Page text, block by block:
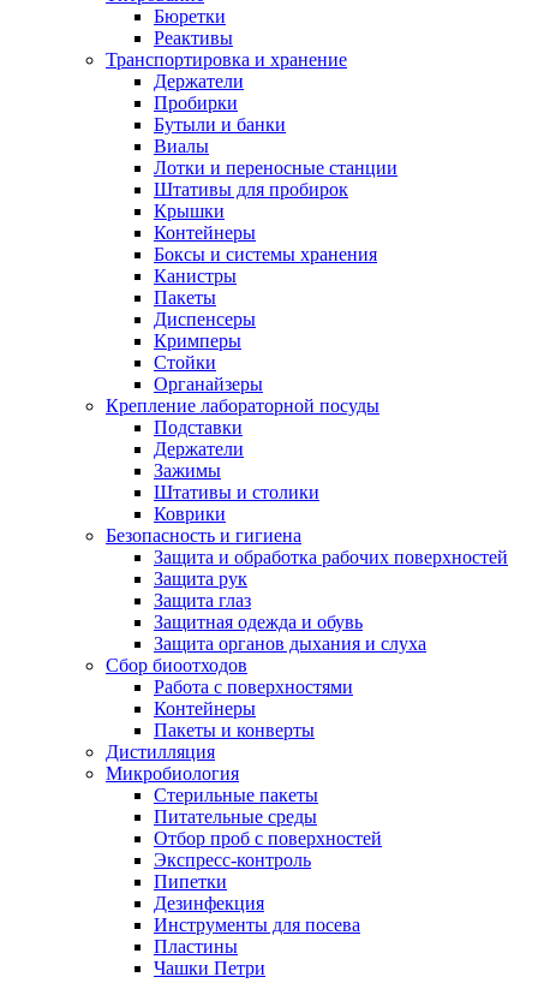
Бюретки
Реактивы
Транспортировка и хранение
Держатели
Пробирки
Бутыли и банки
Виалы
Лотки и переносные станции
Штативы для пробирок
Крышки
Контейнеры
Боксы и системы хранения
Канистры
Пакеты
Диспенсеры
Кримперы
Стойки
Органайзеры
Крепление лабораторной посуды
Подставки
Держатели
Зажимы
Штативы и столики
Коврики
Безопасность и гигиена
Защита и обработка рабочих поверхностей
Защита рук
Защита глаз
Защитная одежда и обувь
Защита органов дыхания и слуха
Сбор биоотходов
Работа с поверхностями
Контейнеры
Пакеты и конверты
Дистилляция
Микробиология
Стерильные пакеты
Питательные среды
Отбор проб с поверхностей
Экспресс-контроль
Пипетки
Дезинфекция
Инструменты для посева
Пластины
Чашки Петри